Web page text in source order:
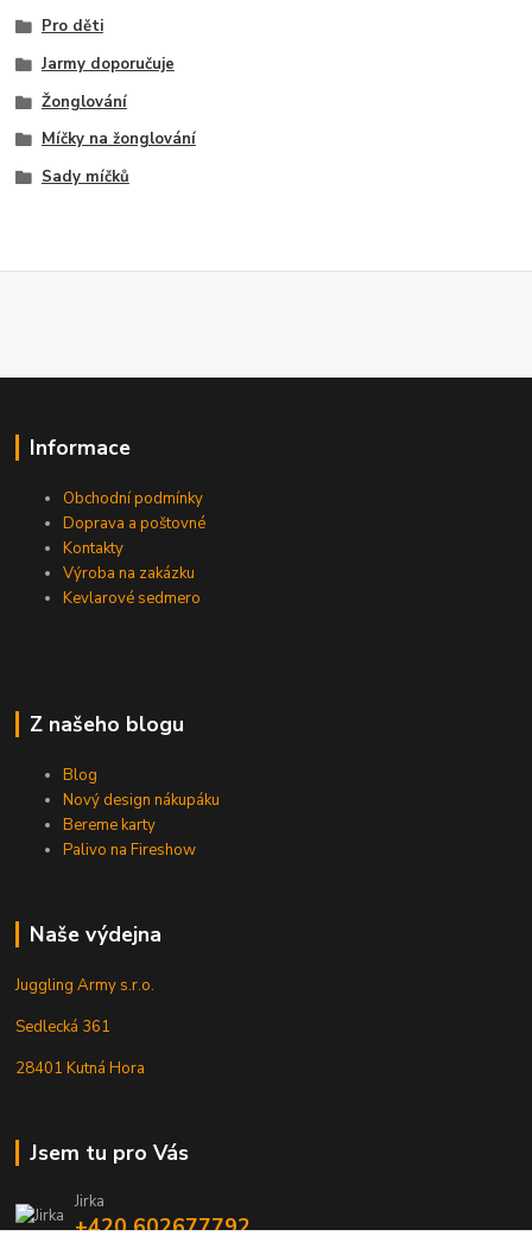
Pro děti
Jarmy doporučuje
Žonglování
Míčky na žonglování
Sady míčků
Informace
Obchodní podmínky
Doprava a poštovné
Kontakty
Výroba na zakázku
Kevlarové sedmero
Z našeho blogu
Blog
Nový design nákupáku
Bereme karty
Palivo na Fireshow
Naše výdejna
Juggling Army s.r.o.
Sedlecká 361
28401 Kutná Hora
Jsem tu pro Vás
Jirka
+420 602677792